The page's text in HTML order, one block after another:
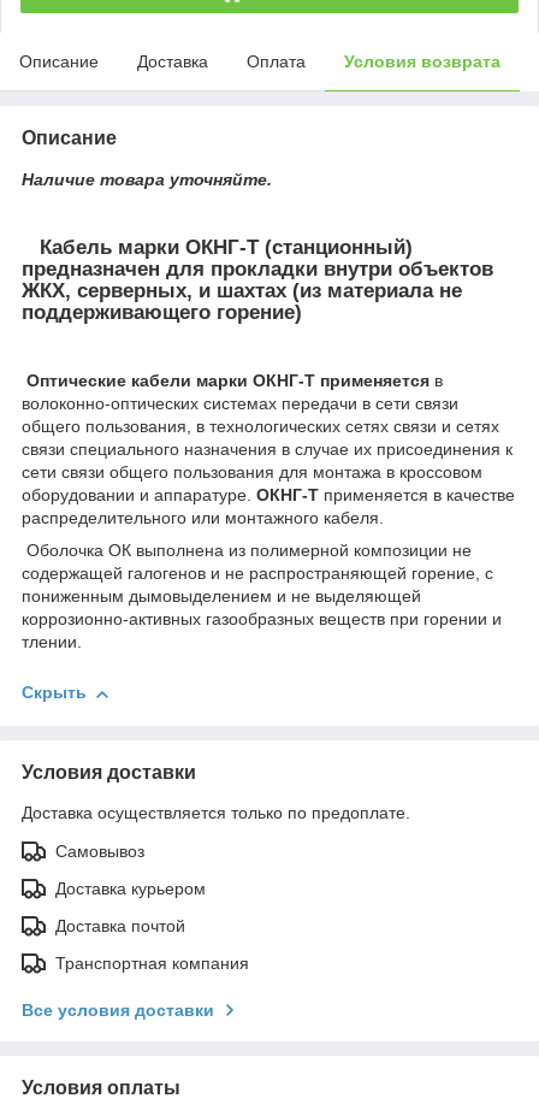
Описание Доставка Оплата Условия возврата
Описание
Наличие товара уточняйте.
Кабель марки ОКНГ-Т (станционный)
предназначен для прокладки внутри объектов
ЖКХ, серверных, и шахтах (из материала не
поддерживающего горение)
Оптические кабели марки ОКНГ-Т применяется в
волоконно-оптических системах передачи в сети связи
общего пользования, в технологических сетях связи и сетях
связи специального назначения в случае их присоединения к
сети связи общего пользования для монтажа в кроссовом
оборудовании и аппаратуре. ОКНГ-Т применяется в качестве
распределительного или монтажного кабеля.
Оболочка ОК выполнена из полимерной композиции не
содержащей галогенов и не распространяющей горение, с
пониженным дымовыделением и не выделяющей
коррозионно-активных газообразных веществ при горении и
тлении.
Скрыть
Условия доставки
Доставка осуществляется только по предоплате.
Самовывоз
Доставка курьером
Доставка почтой
Транспортная компания
Все условия доставки
Условия оплаты